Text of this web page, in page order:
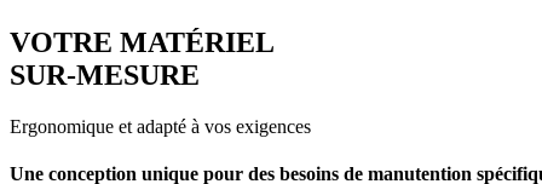
VOTRE MATÉRIEL
SUR-MESURE
Ergonomique et adapté à vos exigences
Une conception unique pour des besoins de manutention